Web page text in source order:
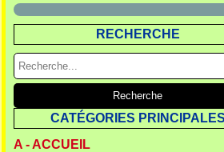
RECHERCHE
CATÉGORIES PRINCIPALES
A - ACCUEIL